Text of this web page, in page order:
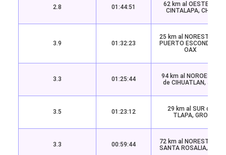
2.8 01:44:51
62 km al OESTE de
CINTALAPA, CHIS
3.9 01:32:23
25 km al NORESTE de
PUERTO ESCONDIDO,
OAX
3.3 01:25:44
94 km al NOROESTE
de CIHUATLAN, JAL
3.5 01:23:12
29 km al SUR de
TLAPA, GRO
3.3 00:59:44
72 km al NORESTE de
SANTA ROSALIA, BCS